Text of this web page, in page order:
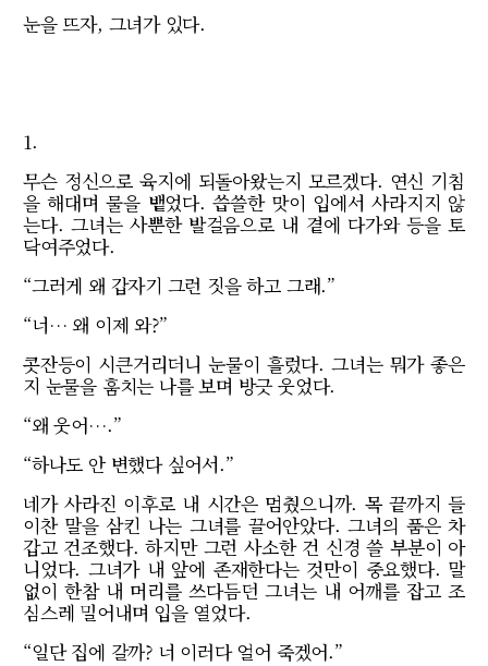
눈을 뜨자, 그녀가 있다.
1.
무슨 정신으로 육지에 되돌아왔는지 모르겠다. 연신 기침
을 해대며 물을 뱉었다. 씁쓸한 맛이 입에서 사라지지 않
는다. 그녀는 사뿐한 발걸음으로 내 곁에 다가와 등을 토
닥여주었다.
“그러게 왜 갑자기 그런 짓을 하고 그래.”
“너… 왜 이제 와?”
콧잔등이 시큰거리더니 눈물이 흘렀다. 그녀는 뭐가 좋은
지 눈물을 훔치는 나를 보며 방긋 웃었다.
“왜 웃어….”
“하나도 안 변했다 싶어서.”
네가 사라진 이후로 내 시간은 멈췄으니까. 목 끝까지 들
이찬 말을 삼킨 나는 그녀를 끌어안았다. 그녀의 품은 차
갑고 건조했다. 하지만 그런 사소한 건 신경 쓸 부분이 아
니었다. 그녀가 내 앞에 존재한다는 것만이 중요했다. 말
없이 한참 내 머리를 쓰다듬던 그녀는 내 어깨를 잡고 조
심스레 밀어내며 입을 열었다.
“일단 집에 갈까? 너 이러다 얼어 죽겠어.”